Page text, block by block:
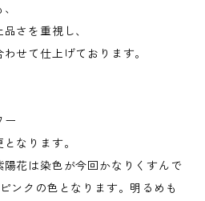
さを重視し、
せて仕上げております。
ー
なります。
花は染色が今回かなりくすんで
ンクの色となります。明るめも